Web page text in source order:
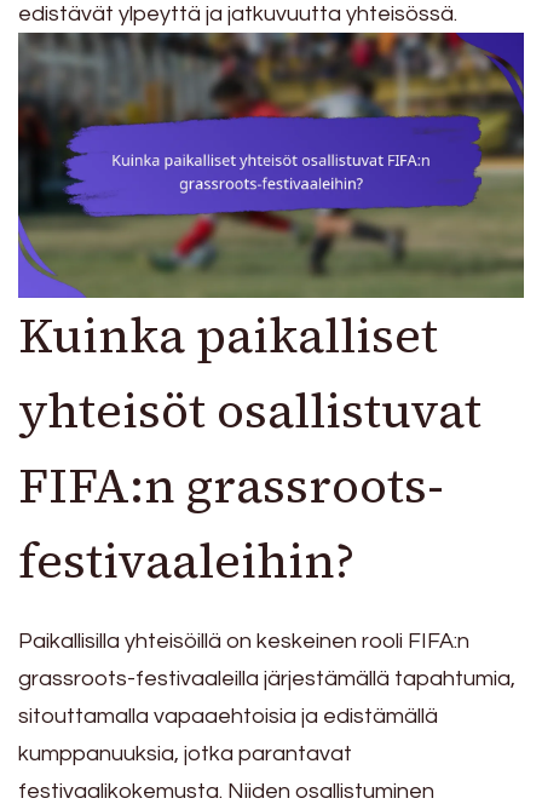
edistävät ylpeyttä ja jatkuvuutta yhteisössä.
Kuinka paikalliset
yhteisöt osallistuvat
FIFA:n grassroots-
festivaaleihin?
Paikallisilla yhteisöillä on keskeinen rooli FIFA:n
grassroots-festivaaleilla järjestämällä tapahtumia,
sitouttamalla vapaaehtoisia ja edistämällä
kumppanuuksia, jotka parantavat
festivaalikokemusta. Niiden osallistuminen